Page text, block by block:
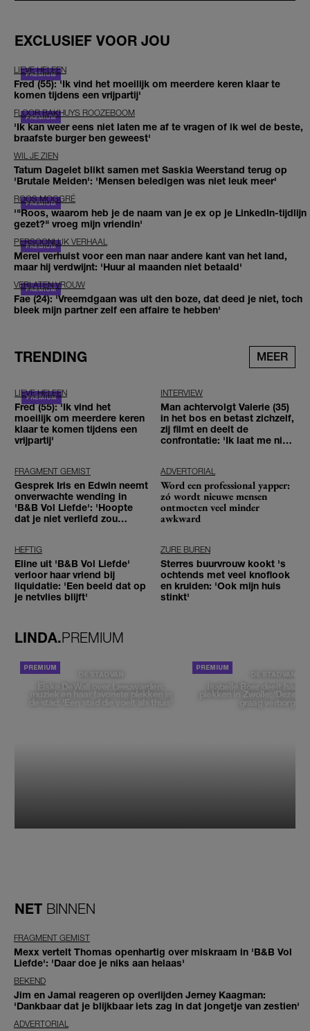
EXCLUSIEF VOOR JOU
LIEVE HELEEN
Fred (55): 'Ik vind het moeilijk om meerdere keren klaar te
komen tijdens een vrijpartij'
FLOOR BAKHUYS ROOZEBOOM
'Ik kan weer eens niet laten me af te vragen of ik wel de beste,
braafste burger ben geweest'
WIL JE ZIEN
Tatum Dagelet blikt samen met Saskia Weerstand terug op
'Brutale Meiden': 'Mensen beledigen was niet leuk meer'
ROOS MOGGRÉ
'"Roos, waarom heb je de naam van je ex op je LinkedIn-tijdlijn
gezet?" vroeg mijn vriendin'
PERSOONLIJK VERHAAL
Merel verhuist voor een man naar andere kant van het land,
maar hij verdwijnt: 'Huur al maanden niet betaald'
VERLATEN VROUW
Fae (24): 'Vreemdgaan was uit den boze, dat deed je niet, toch
bleek mijn partner zelf een affaire te hebben'
TRENDING MEER
LIEVE HELEEN
Fred (55): 'Ik vind het
moeilijk om meerdere keren
klaar te komen tijdens een
vrijpartij'
INTERVIEW
Man achtervolgt Valerie (35)
in het bos en betast zichzelf,
zij filmt en deelt de
confrontatie: 'Ik laat me niet
FRAGMENT GEMIST
Gesprek Iris en Edwin neemt
onverwachte wending in
'B&B Vol Liefde': 'Hoopte
dat je niet verliefd zou
ADVERTORIAL
Word een professional yapper:
zó wordt nieuwe mensen
ontmoeten veel minder
awkward
HEFTIG
Eline uit 'B&B Vol Liefde'
verloor haar vriend bij
liquidatie: 'Een beeld dat op
je netvlies blijft'
ZURE BUREN
Sterres buurvrouw kookt 's
ochtends met veel knoflook
en kruiden: 'Ook mijn huis
stinkt'
LINDA.PREMIUM
DE STAD VAN
Elske DeWall over Leeuwarden,
muziek en haar favoriete plekken in
de stad: 'Een stad die voelt als thuis'
DE STAD VAN
Isabelle Boer deelt haar
plekken in Zwolle: 'Deze
graag verborgen'
NET BINNEN
FRAGMENT GEMIST
Mexx vertelt Thomas openhartig over miskraam in 'B&B Vol
Liefde': 'Daar doe je niks aan helaas'
BEKEND
Jim en Jamai reageren op overlijden Jerney Kaagman:
'Dankbaar dat je blijkbaar iets zag in dat jongetje van zestien'
ADVERTORIAL